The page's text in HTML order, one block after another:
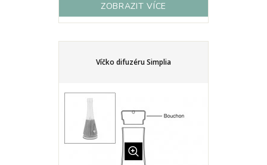
ZOBRAZIT VÍCE
Víčko difuzéru Simplia